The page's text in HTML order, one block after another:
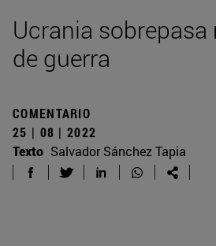
Ucrania
de guerra
COMENTARIO
25 | 08 | 2022
Texto Salvador Sánchez Tapia